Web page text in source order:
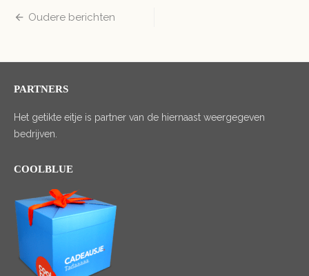
Berichten
Oudere berichten
PARTNERS
Het getikte eitje is partner van de hiernaast weergegeven
bedrijven.
COOLBLUE